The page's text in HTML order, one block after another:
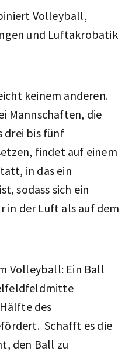
Volleyball,
und Luftakrobatik
keinem anderen.
Mannschaften, die
drei bis fünf
findet auf einem
in das ein
sodass sich ein
in der Luft als auf dem
Volleyball: Ein Ball
des
Schafft es die
den Ball zu